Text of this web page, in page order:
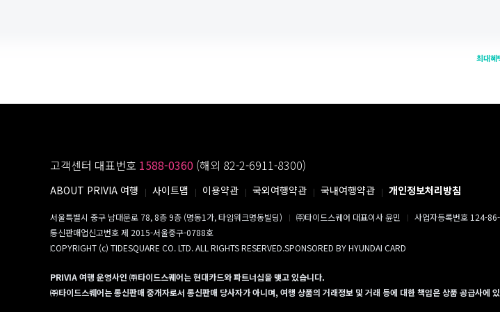
최대혜
고객센터 대표번호 1588-0360 (해외 82-2-6911-8300)
ABOUT PRIVIA 여행 사이트맵 이용약관 국외여행약관 국내여행약관 개인정보처리방침
서울특별시 중구 남대문로 78, 8층 9층 (명동1가, 타임워크명동빌딩) ㈜타이드스퀘어 대표이사 윤민 사업자등록번호 124-
통신판매업신고번호 제 2015-서울중구-0788호
COPYRIGHT (c) TIDESQUARE CO. LTD. ALL RIGHTS RESERVED.SPONSORED BY HYUNDAI CARD
PRIVIA 여행 운영사인 ㈜타이드스퀘어는 현대카드와 파트너십을 맺고 있습니다.
㈜타이드스퀘어는 통신판매 중개자로서 통신판매 당사자가 아니며, 여행 상품의 거래정보 및 거래 등에 대한 책임은 상품 공급사에